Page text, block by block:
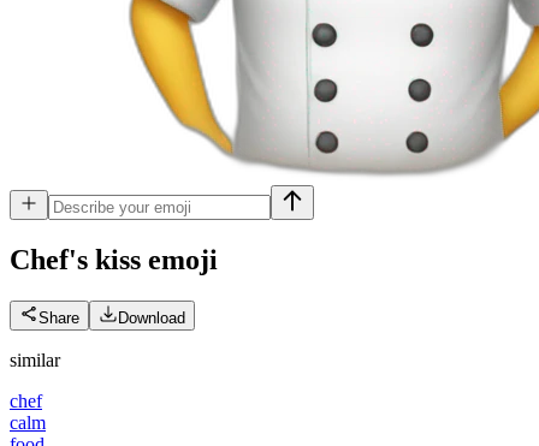
Chef's kiss emoji
Share Download
similar
chef
calm